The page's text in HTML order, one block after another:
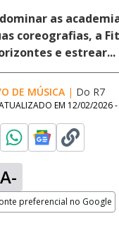
as
coreografias, a
e estrear...
DE MÚSICA | Do R7
EM 12/02/2026
A-
preferencial no Google